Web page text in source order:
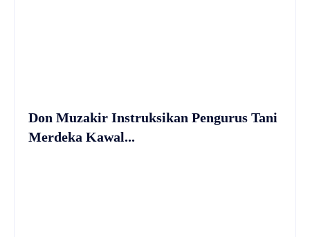
Don Muzakir Instruksikan Pengurus Tani
Merdeka Kawal...